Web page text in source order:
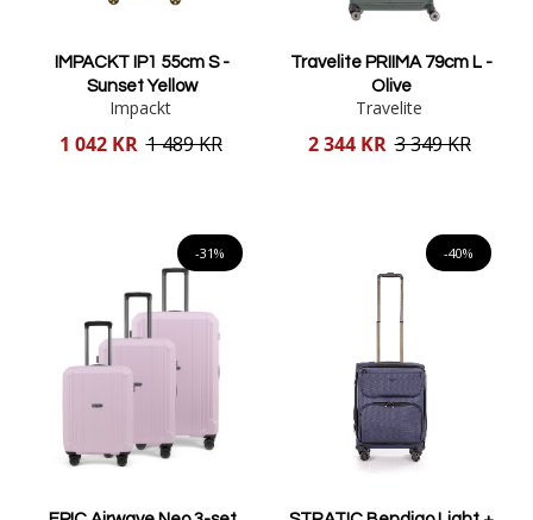
IMPACKT IP1 55cm S -
Sunset Yellow
Impackt
Reducerat
1 042 KR 1 489 KR
Travelite PRIIMA 79cm L -
Olive
Travelite
Reducerat
2 344 KR 3 349 KR
-31% -40%